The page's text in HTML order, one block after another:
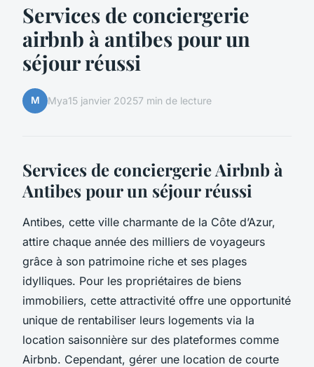
Services de conciergerie
airbnb à antibes pour un
séjour réussi
M Mya15 janvier 20257 min de lecture
Services de conciergerie Airbnb à
Antibes pour un séjour réussi
Antibes, cette ville charmante de la Côte d’Azur,
attire chaque année des milliers de voyageurs
grâce à son patrimoine riche et ses plages
idylliques. Pour les propriétaires de biens
immobiliers, cette attractivité offre une opportunité
unique de rentabiliser leurs logements via la
location saisonnière sur des plateformes comme
Airbnb. Cependant, gérer une location de courte